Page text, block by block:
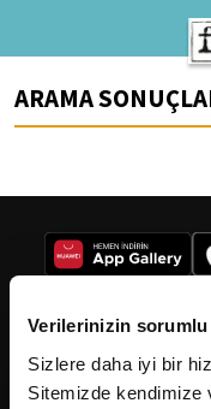
Verilerinizin sorumlu
Sizlere daha iyi bir
Sitemizde kendimize
ARAMA
2026Fikriyat. Tüm